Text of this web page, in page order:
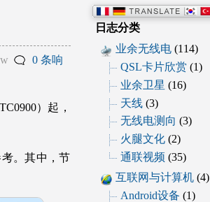
0 条响
）起，
。其中，节
日志分类
业余无线电 (114)
QSL卡片欣赏 (1)
业余卫星 (16)
天线 (3)
无线电测向 (3)
火腿文化 (2)
通联视频 (35)
互联网与计算机 (4)
Android设备 (1)